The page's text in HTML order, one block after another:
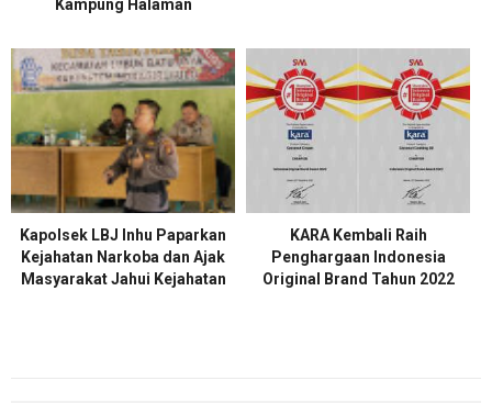
Kampung Halaman
Kapolsek LBJ Inhu Paparkan
Kejahatan Narkoba dan Ajak
Masyarakat Jahui Kejahatan
KARA Kembali Raih
Penghargaan Indonesia
Original Brand Tahun 2022